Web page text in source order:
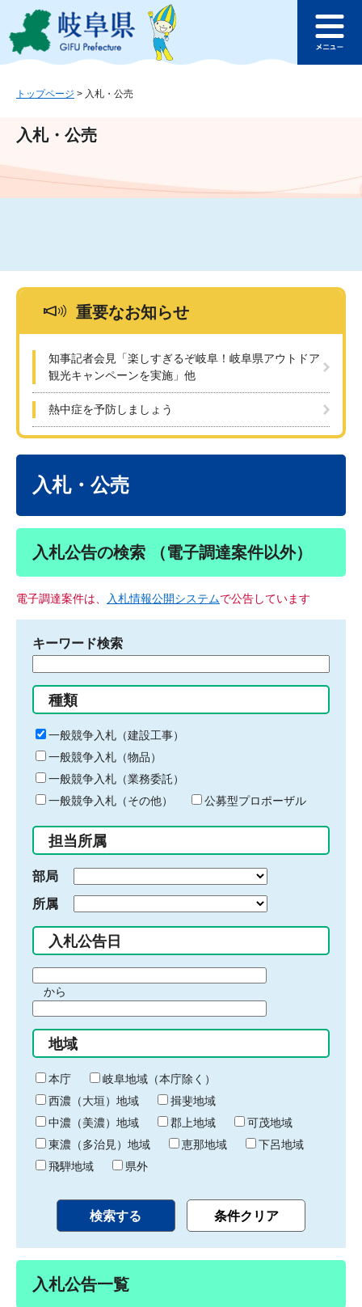
ジ
ュ
文
このページの本文へ
ュ
トップページ > 入札・公売
入札・公売
重要なお知らせ
知事記者会見「楽しすぎるぞ岐阜！岐阜県アウトドア
観光キャンペーンを実施」他
熱中症を予防しましょう
入札・公売
入札公告の検索 （電子調達案件以外）
電子調達案件は、 入札情報公開システムで公告しています
キーワード検索
る
キ
ー
ワ
ー
ド
入
力
種類
一般競争入札（建設工事）
一般競争入札（物品）
一般競争入札（業務委託）
一般競争入札（その他）
公募型プロポーザル
担当所属
部局
所属
入札公告日
間
始
り
から
間
終
わ
り
地域
本庁
岐阜地域（本庁除く）
西濃（大垣）地域
揖斐地域
中濃（美濃）地域
郡上地域
可茂地域
東濃（多治見）地域
恵那地域
下呂地域
飛騨地域
県外
入札公告一覧